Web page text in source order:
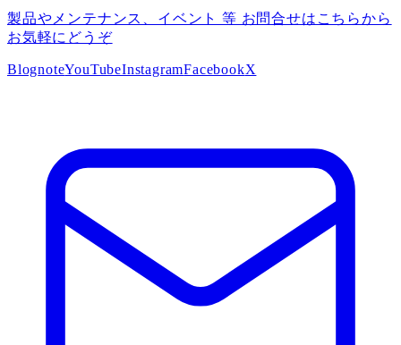
製品やメンテナンス、イベント 等 お問合せはこちらから
お気軽にどうぞ
BlognoteYouTubeInstagramFacebookX